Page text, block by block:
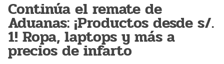
Continúa el remate de
Aduanas: ¡Productos desde s/.
1! Ropa, laptops y más a
precios de infarto